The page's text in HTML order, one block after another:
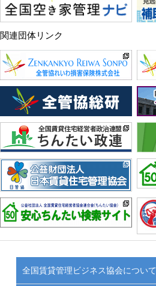
関連団体リンク
全国賃貸管理ビジネス協会について